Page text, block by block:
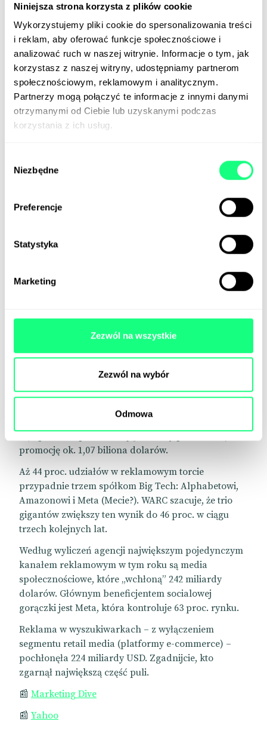
Niniejsza strona korzysta z plików cookie
Wykorzystujemy pliki cookie do spersonalizowania treści
i reklam, aby oferować funkcje społecznościowe i
analizować ruch w naszej witrynie. Informacje o tym, jak
korzystasz z naszej witryny, udostępniamy partnerom
społecznościowym, reklamowym i analitycznym.
Partnerzy mogą połączyć te informacje z innymi danymi
otrzymanymi od Ciebie lub uzyskanymi podczas
korzystania z ich usług.
zgody
Niezbędne
Preferencje
Statystyka
Marketing
Zezwól na wszystkie
Zezwól na wybór
Odmowa
utrzymaną – podobnie jak dzieło Burtona – w
konwencji komediowego horroru. Beetlejuice, czyli
filmowy upiór, prowadzi w nim salon samochodowy,
do którego omyłkowo trafiają wystraszeni klienci.
Historia kończy się pomyślnie. CarMax ratuje
pechowców z opałów.
Przepraszamy za spoiler.
📰Marketing Dive
Jeszcze więcej pieniędzy na
Wydatki na reklamę szybują szybciej niż inflacja.
Według prognoz WARC, agencji zajmującej się
badaniem rynku reklamowego, światowa dynamika
promocję ok. 1,07 biliona dolarów.
Aż 44 proc. udziałów w reklamowym torcie
przypadnie trzem spółkom Big Tech: Alphabetowi,
Amazonowi i Meta (Mecie?). WARC szacuje, że trio
gigantów zwiększy ten wynik do 46 proc. w ciągu
trzech kolejnych lat.
Według wyliczeń agencji największym pojedynczym
kanałem reklamowym w tym roku są media
społecznościowe, które „wchłoną” 242 miliardy
dolarów. Głównym beneficjentem socialowej
gorączki jest Meta, która kontroluje 63 proc. rynku.
Reklama w wyszukiwarkach – z wyłączeniem
segmentu retail media (platformy e-commerce) –
pochłonęła 224 miliardy USD. Zgadnijcie, kto
zgarnął największą część puli.
📰 Marketing Dive
📰 Yahoo